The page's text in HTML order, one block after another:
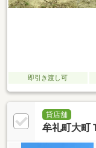
即引き渡し可
貸店舗
牟礼町大町